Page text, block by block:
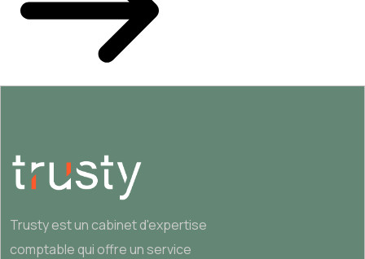
Trusty est un cabinet d'expertise
comptable qui offre un service